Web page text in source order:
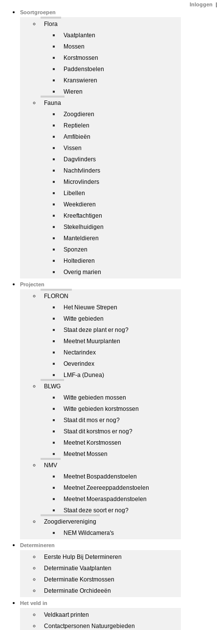
Soortgroepen
Flora
Vaatplanten
Mossen
Korstmossen
Paddenstoelen
Kranswieren
Wieren
Fauna
Zoogdieren
Reptielen
Amfibieën
Vissen
Dagvlinders
Nachtvlinders
Microvlinders
Libellen
Weekdieren
Kreeftachtigen
Stekelhuidigen
Manteldieren
Sponzen
Holtedieren
Overig marien
Projecten
FLORON
Het Nieuwe Strepen
Witte gebieden
Staat deze plant er nog?
Meetnet Muurplanten
Nectarindex
Oeverindex
LMF-a (Dunea)
BLWG
Witte gebieden mossen
Witte gebieden korstmossen
Staat dit mos er nog?
Staat dit korstmos er nog?
Meetnet Korstmossen
Meetnet Mossen
NMV
Meetnet Bospaddenstoelen
Meetnet Zeereeppaddenstoelen
Meetnet Moeraspaddenstoelen
Staat deze soort er nog?
Zoogdiervereniging
NEM Wildcamera's
Determineren
Eerste Hulp Bij Determineren
Determinatie Vaatplanten
Determinatie Korstmossen
Determinatie Orchideeën
Het veld in
Veldkaart printen
Contactpersonen Natuurgebieden
Inloggen |